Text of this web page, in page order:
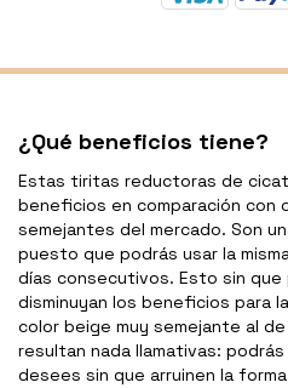
¿Qué beneficios tiene?
Estas tiritas reductoras de
beneficios en comparación con
semejantes del mercado. Son
puesto que podrás usar la
días consecutivos. Esto sin
disminuyan los beneficios para
color beige muy semejante al
resultan nada llamativas:
desees sin que arruinen la